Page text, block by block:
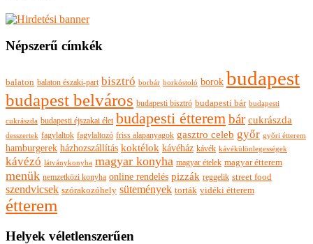
Népszerű címkék
balaton balaton északi-part bisztró borbár borkóstoló borok budapest
budapest belváros budapesti bisztró budapesti bár budapesti
cukrászda budapesti éjszakai élet budapesti étterembár cukrászda
desszertek fagylaltok fagylaltozó friss alapanyagok gasztro celeb győr győri étterem
hamburgerek házhozszállítás koktélok kávéház kávék kávékülönlegességek
kávézó látványkonyha magyar konyha magyar ételek magyar étterem
menük nemzetközi konyha online rendelés pizzák reggelik street food
szendvicsek szórakozóhely sütemények torták vidéki étterem
étterem
Helyek véletlenszerűen